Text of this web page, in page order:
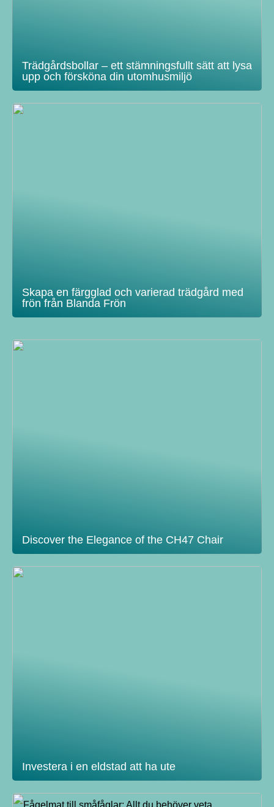
Trädgårdsbollar – ett stämningsfullt sätt att lysa
upp och försköna din utomhusmiljö
Skapa en färgglad och varierad trädgård med
frön från Blanda Frön
Discover the Elegance of the CH47 Chair
Investera i en eldstad att ha ute